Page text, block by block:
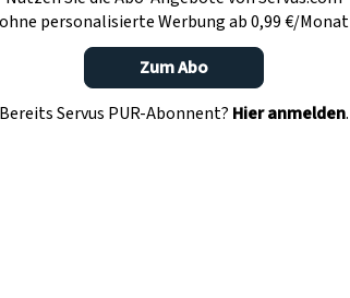
ohne personalisierte Werbung ab 0,99 €/Monat
Zum Abo
Bereits Servus PUR-Abonnent? Hier anmelden.